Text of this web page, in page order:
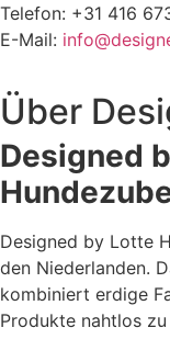
Telefon: +31 416
E-Mail:
Über
Designed
Designed by Lotte
den Niederlanden.
kombiniert erdige
Produkte nahtlos